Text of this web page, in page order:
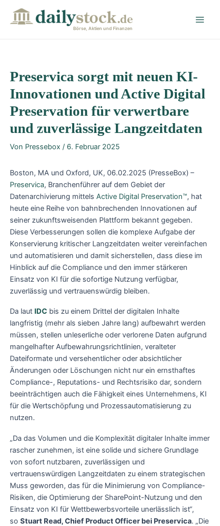
Börse, Aktien und Finanzen
Preservica sorgt mit neuen KI-
Innovationen und Active Digital
Preservation für verwertbare
und zuverlässige Langzeitdaten
Von Pressebox / 6. Februar 2025
Boston, MA und Oxford, UK, 06.02.2025 (PresseBox) –
Preservica, Branchenführer auf dem Gebiet der
Datenarchivierung mittels Active Digital Preservation™, hat
heute eine Reihe von bahnbrechenden Innovationen auf
seiner zukunftsweisenden Plattform bekannt gegeben.
Diese Verbesserungen sollen die komplexe Aufgabe der
Konservierung kritischer Langzeitdaten weiter vereinfachen
und automatisieren und damit sicherstellen, dass diese im
Hinblick auf die Compliance und den immer stärkeren
Einsatz von KI für die sofortige Nutzung verfügbar,
zuverlässig und vertrauenswürdig bleiben.
Da laut IDC bis zu einem Drittel der digitalen Inhalte
langfristig (mehr als sieben Jahre lang) aufbewahrt werden
müssen, stellen unleserliche oder verlorene Daten aufgrund
mangelhafter Aufbewahrungsrichtlinien, veralteter
Dateiformate und versehentlicher oder absichtlicher
Änderungen oder Löschungen nicht nur ein ernsthaftes
Compliance-, Reputations- und Rechtsrisiko dar, sondern
beeinträchtigen auch die Fähigkeit eines Unternehmens, KI
für die Wertschöpfung und Prozessautomatisierung zu
nutzen.
„Da das Volumen und die Komplexität digitaler Inhalte immer
rascher zunehmen, ist eine solide und sichere Grundlage
von sofort nutzbaren, zuverlässigen und
vertrauenswürdigen Langzeitdaten zu einem strategischen
Muss geworden, das für die Minimierung von Compliance-
Risiken, die Optimierung der SharePoint-Nutzung und den
Einsatz von KI für Wettbewerbsvorteile unerlässlich ist“,
so Stuart Read, Chief Product Officer bei Preservica. „Die